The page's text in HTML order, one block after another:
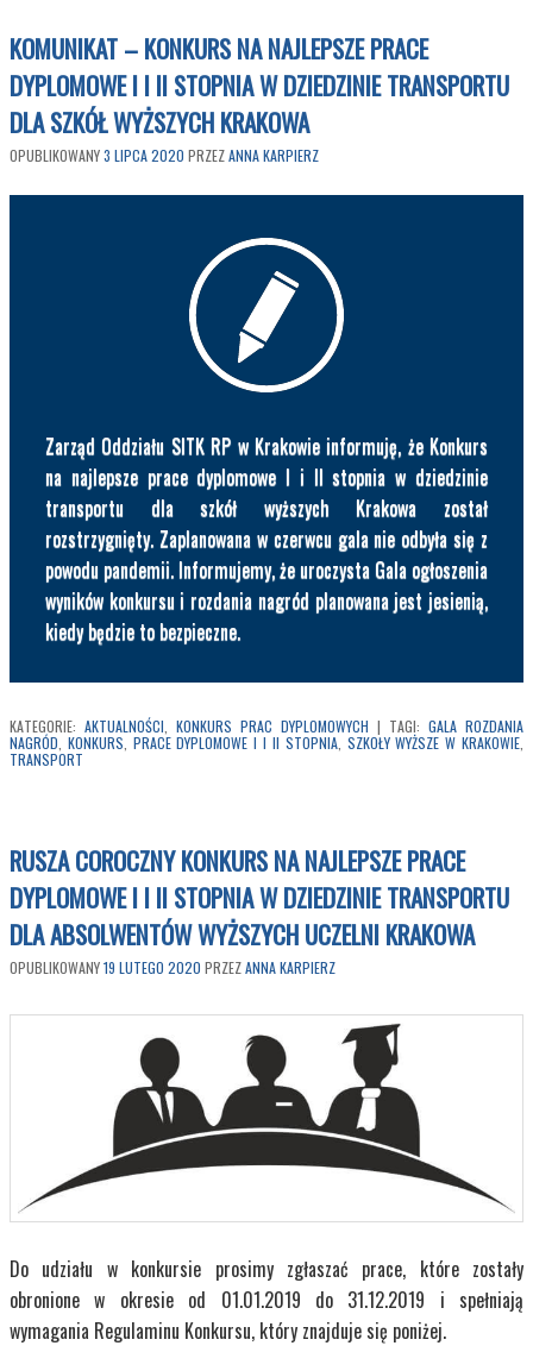
KOMUNIKAT – KONKURS NA NAJLEPSZE PRACE
DYPLOMOWE I I II STOPNIA W DZIEDZINIE TRANSPORTU
DLA SZKÓŁ WYŻSZYCH KRAKOWA
OPUBLIKOWANY3 LIPCA 2020 PRZEZANNA KARPIERZ
Zarząd Oddziału SITK RP w Krakowie informuję, że Konkurs
na najlepsze prace dyplomowe I i II stopnia w dziedzinie
transportu dla szkół wyższych Krakowa został
rozstrzygnięty. Zaplanowana w czerwcu gala nie odbyła się z
powodu pandemii. Informujemy, że uroczysta Gala ogłoszenia
wyników konkursu i rozdania nagród planowana jest jesienią,
kiedy będzie to bezpieczne.
KATEGORIE: AKTUALNOŚCI, KONKURS PRAC DYPLOMOWYCH | TAGI: GALA ROZDANIA
NAGRÓD, KONKURS, PRACE DYPLOMOWE I I II STOPNIA, SZKOŁY WYŻSZE W KRAKOWIE,
TRANSPORT
RUSZA COROCZNY KONKURS NA NAJLEPSZE PRACE
DYPLOMOWE I I II STOPNIA W DZIEDZINIE TRANSPORTU
DLA ABSOLWENTÓW WYŻSZYCH UCZELNI KRAKOWA
OPUBLIKOWANY19 LUTEGO 2020 PRZEZANNA KARPIERZ
Do udziału w konkursie prosimy zgłaszać prace, które zostały
obronione w okresie od 01.01.2019 do 31.12.2019 i spełniają
wymagania Regulaminu Konkursu, który znajduje się poniżej.